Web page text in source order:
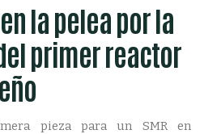
la pelea por la
primer reactor
pieza para un SMR en